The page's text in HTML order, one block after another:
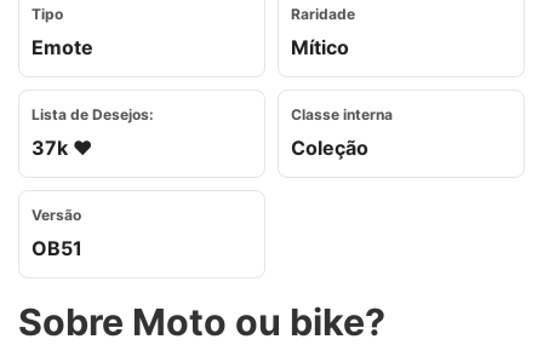
Tipo
Emote
Raridade
Mítico
Lista de Desejos:
37k ❤️
Classe interna
Coleção
Versão
OB51
Sobre Moto ou bike?